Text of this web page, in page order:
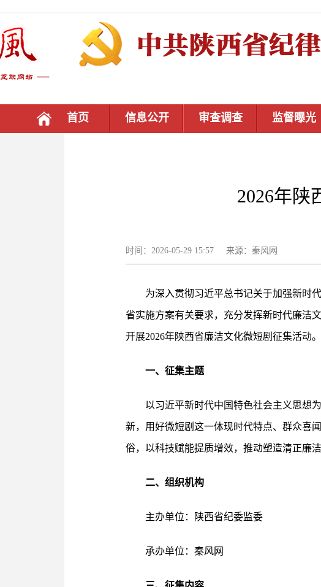
首页 信息公开 审查调查 监督曝光
2026年陕
时间：2026-05-29 15:57 来源：秦风网
为深入贯彻习近平总书记关于加强新时
省实施方案有关要求，充分发挥新时代廉洁
开展2026年陕西省廉洁文化微短剧征集活动。
一、征集主题
以习近平新时代中国特色社会主义思想
新，用好微短剧这一体现时代特点、群众喜
俗，以科技赋能提质增效，推动塑造清正廉
二、组织机构
主办单位：陕西省纪委监委
承办单位：秦风网